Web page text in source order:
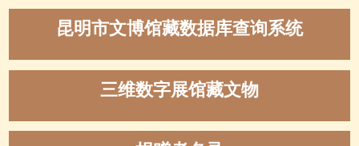
昆明市文博馆藏数据库查询系统
三维数字展馆藏文物